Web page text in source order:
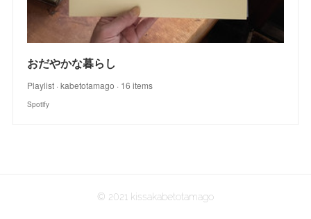
おだやかな暮らし
Playlist · kabetotamago · 16 items
Spotify
© 2021 kissakabetotamago